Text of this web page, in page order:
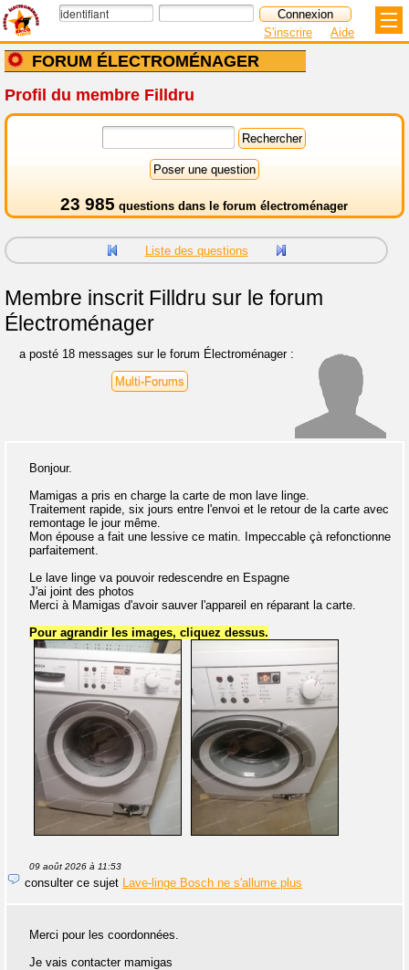
FORUM ÉLECTROMÉNAGER
S'inscrire Aide
Profil du membre Filldru
23 985 questions dans le forum électroménager
Liste des questions
Membre inscritFilldru sur le forum
Électroménager
a posté 18 messages sur le forum Électroménager :
Multi-Forums
Bonjour.
Mamigas a pris en charge la carte de mon lave linge.
Traitement rapide, six jours entre l'envoi et le retour de la carte avec
remontage le jour même.
Mon épouse a fait une lessive ce matin. Impeccable çà refonctionne
parfaitement.
Le lave linge va pouvoir redescendre en Espagne
J'ai joint des photos
Merci à Mamigas d'avoir sauver l'appareil en réparant la carte.
Pour agrandir les images, cliquez dessus.
09 août 2026 à 11:53
consulter ce sujet Lave-linge Bosch ne s'allume plus
Merci pour les coordonnées.
Je vais contacter mamigas